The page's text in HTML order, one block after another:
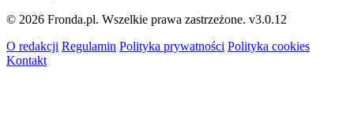
© 2026 Fronda.pl. Wszelkie prawa zastrzeżone. v3.0.12
O redakcji Regulamin Polityka prywatności Polityka cookies
Kontakt